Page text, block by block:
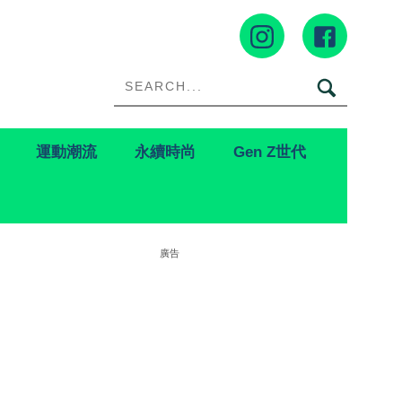
運動潮流 永續時尚 Gen Z世代
廣告